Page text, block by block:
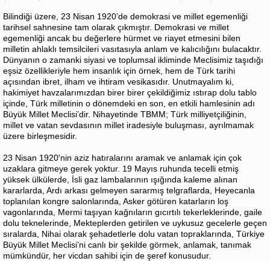
Bilindiği üzere, 23 Nisan 1920’de demokrasi ve millet egemenliği
tarihsel sahnesine tam olarak çıkmıştır. Demokrasi ve millet
egemenliği ancak bu değerlere hürmet ve riayet etmesini bilen
milletin ahlaklı temsilcileri vasıtasıyla anlam ve kalıcılığını bulacaktır.
Dünyanın o zamanki siyasi ve toplumsal ikliminde Meclisimiz taşıdığı
eşsiz özellikleriyle hem insanlık için örnek, hem de Türk tarihi
açısından ibret, ilham ve ihtiram vesikasıdır. Unutmayalım ki,
hakimiyet havzalarımızdan birer birer çekildiğimiz ıstırap dolu tablo
içinde, Türk milletinin o dönemdeki en son, en etkili hamlesinin adı
Büyük Millet Meclisi’dir. Nihayetinde TBMM; Türk milliyetçiliğinin,
millet ve vatan sevdasının millet iradesiyle buluşması, ayrılmamak
üzere birleşmesidir.
23 Nisan 1920'nin aziz hatıralarını aramak ve anlamak için çok
uzaklara gitmeye gerek yoktur. 19 Mayıs ruhunda tecelli etmiş
yüksek ülkülerde, İsli gaz lambalarının ışığında kaleme alınan
kararlarda, Ardı arkası gelmeyen sararmış telgraflarda, Heyecanla
toplanılan kongre salonlarında, Asker götüren katarların loş
vagonlarında, Mermi taşıyan kağnıların gıcırtılı tekerleklerinde, gaile
dolu teknelerinde, Mekteplerden getirilen ve uykusuz gecelerle geçen
sıralarda, Nihai olarak şehadetlerle dolu vatan topraklarında, Türkiye
Büyük Millet Meclisi’ni canlı bir şekilde görmek, anlamak, tanımak
mümkündür, her vicdan sahibi için de şeref konusudur.